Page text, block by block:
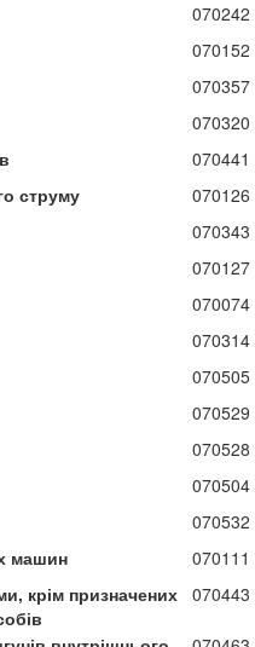
070242
070152
070357
070320
070441
струму
070126
070343
070127
070074
070314
070505
070529
070528
070504
070532
машин
070111
крім призначених 070443